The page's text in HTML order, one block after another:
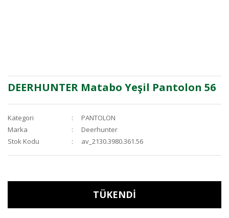
DEERHUNTER Matabo Yeşil Pantolon 56
Kategori
PANTOLON
Marka
Deerhunter
Stok Kodu
av_2130.3980.361.56
TÜKENDİ